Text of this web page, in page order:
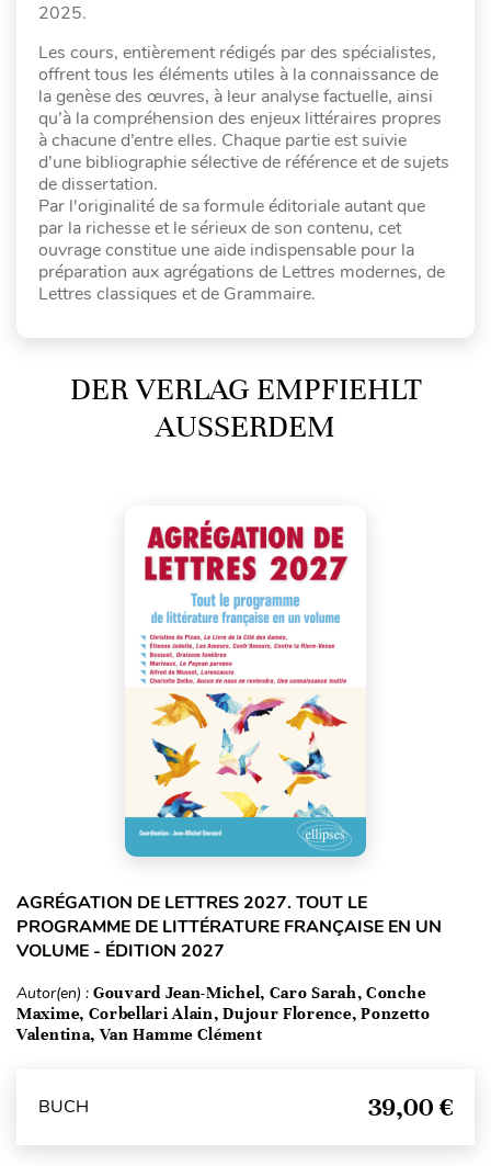
2025.
Les cours, entièrement rédigés par des spécialistes,
offrent tous les éléments utiles à la connaissance de
la genèse des œuvres, à leur analyse factuelle, ainsi
qu’à la compréhension des enjeux littéraires propres
à chacune d’entre elles. Chaque partie est suivie
d’une bibliographie sélective de référence et de sujets
de dissertation.
Par l'originalité de sa formule éditoriale autant que
par la richesse et le sérieux de son contenu, cet
ouvrage constitue une aide indispensable pour la
préparation aux agrégations de Lettres modernes, de
Lettres classiques et de Grammaire.
DER VERLAG EMPFIEHLT
AUSSERDEM
AGRÉGATION DE LETTRES 2027. TOUT LE
PROGRAMME DE LITTÉRATURE FRANÇAISE EN UN
VOLUME - ÉDITION 2027
Autor(en) : Gouvard Jean-Michel, Caro Sarah, Conche
Maxime, Corbellari Alain, Dujour Florence, Ponzetto
Valentina, Van Hamme Clément
BUCH 39,00 €